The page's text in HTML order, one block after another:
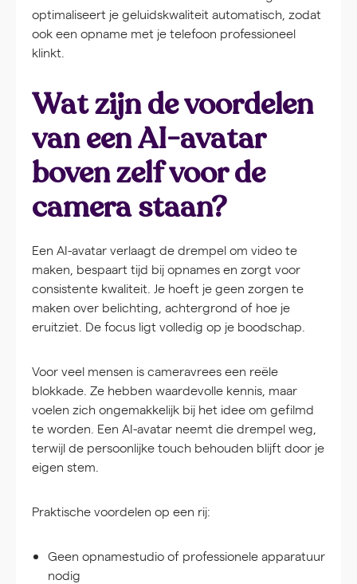
optimaliseert je geluidskwaliteit automatisch, zodat
ook een opname met je telefoon professioneel
klinkt.
Wat zijn de voordelen
van een AI-avatar
boven zelf voor de
camera staan?
Een AI-avatar verlaagt de drempel om video te
maken, bespaart tijd bij opnames en zorgt voor
consistente kwaliteit. Je hoeft je geen zorgen te
maken over belichting, achtergrond of hoe je
eruitziet. De focus ligt volledig op je boodschap.
Voor veel mensen is cameravrees een reële
blokkade. Ze hebben waardevolle kennis, maar
voelen zich ongemakkelijk bij het idee om gefilmd
te worden. Een AI-avatar neemt die drempel weg,
terwijl de persoonlijke touch behouden blijft door je
eigen stem.
Praktische voordelen op een rij:
Geen opnamestudio of professionele apparatuur
nodig